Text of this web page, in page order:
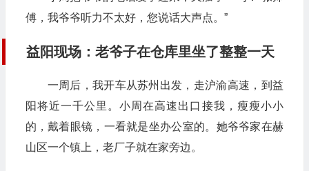
傅，我爷爷听力不太好，您说话大声点。”
益阳现场：老爷子在仓库里坐了整整一天
一周后，我开车从苏州出发，走沪渝高速，到益
阳将近一千公里。小周在高速出口接我，瘦瘦小小
的，戴着眼镜，一看就是坐办公室的。她爷爷家在赫
山区一个镇上，老厂子就在家旁边。